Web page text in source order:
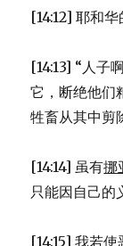
[14:12] 耶和华
[14:13] “人子
它，断绝他们
牲畜从其中剪
[14:14] 虽有挪
只能因自己的
[14:15] 我若